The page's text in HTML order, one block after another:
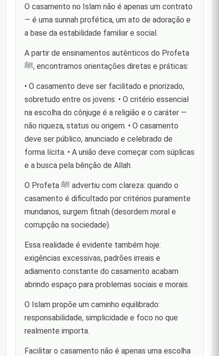
O casamento no Islam não é apenas um contrato
— é uma sunnah profética, um ato de adoração e
a base da estabilidade familiar e social.
A partir de ensinamentos autênticos do Profeta
ﷺ, encontramos orientações diretas e práticas:
• O casamento deve ser facilitado e priorizado,
sobretudo entre os jovens. • O critério essencial
na escolha do cônjuge é a religião e o caráter —
não riqueza, status ou origem. • O casamento
deve ser público, anunciado e celebrado de
forma lícita. • A união deve começar com súplicas
e a busca pela bênção de Allah.
O Profeta ﷺ advertiu com clareza: quando o
casamento é dificultado por critérios puramente
mundanos, surgem fitnah (desordem moral e
corrupção na sociedade).
Essa realidade é evidente também hoje:
exigências excessivas, padrões irreais e
adiamento constante do casamento acabam
abrindo espaço para problemas sociais e morais.
O Islam propõe um caminho equilibrado:
responsabilidade, simplicidade e foco no que
realmente importa.
Facilitar o casamento não é apenas uma escolha